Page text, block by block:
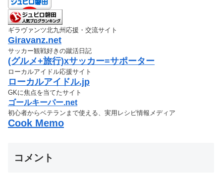
ギラヴァンツ北九州応援・交流サイト
Giravanz.net
サッカー観戦好きの蹴活日記
(グルメ+旅行)xサッカー=サポーター
ローカルアイドル応援サイト
ローカルアイドル.jp
GKに焦点を当てたサイト
ゴールキーパー.net
初心者からベテランまで使える、実用レシピ情報メディア
Cook Memo
コメント